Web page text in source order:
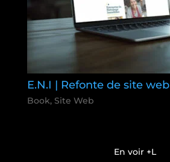
E.N.I | Refonte de site web
Book, Site Web
En voir +